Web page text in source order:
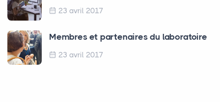
23 avril 2017
Membres et partenaires du laboratoire
23 avril 2017